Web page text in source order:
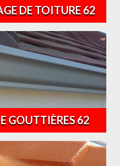
DE TOITURE 62
GOUTTIÈRES 62